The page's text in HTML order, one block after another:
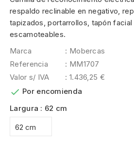
respaldo reclinable en negativo,
tapizados, portarrollos, tapón facial
escamoteables.
Marca
: Mobercas
Referencia
: MM1707
Valor s/ IVA
: 1.436,25 €
 Por encomienda
Largura : 62 cm